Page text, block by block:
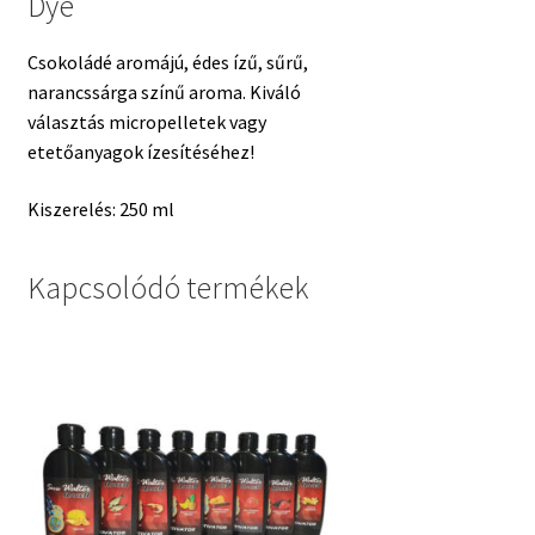
Csokoládé aromájú, édes ízű, sűrű,
narancssárga színű aroma. Kiváló
választás micropelletek vagy
etetőanyagok ízesítéséhez!
Kiszerelés: 250 ml
Kapcsolódó termékek